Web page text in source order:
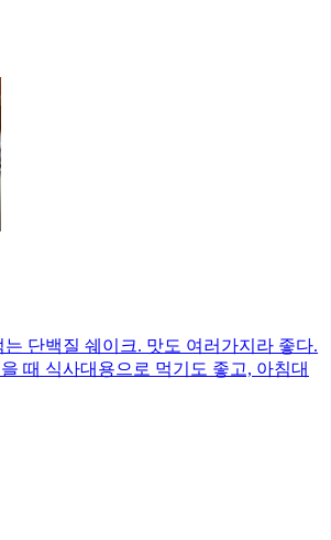
는 단백질 쉐이크. 맛도 여러가지라 좋다.
때 식사대용으로 먹기도 좋고, 아침대